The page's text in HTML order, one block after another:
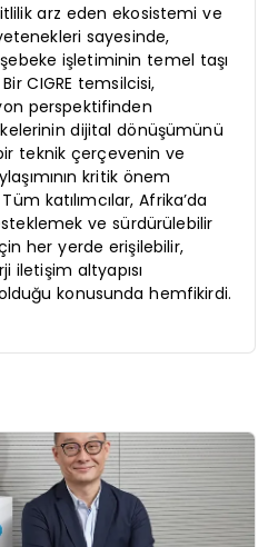
arz eden ekosistemi ve
sayesinde,
işletiminin temel taşı
CIGRE temsilcisi,
perspektifinden
dijital dönüşümünü
teknik çerçevenin ve
kritik önem
katılımcılar, Afrika’da
ve sürdürülebilir
her yerde erişilebilir,
iletişim altyapısı
konusunda hemfikirdi.